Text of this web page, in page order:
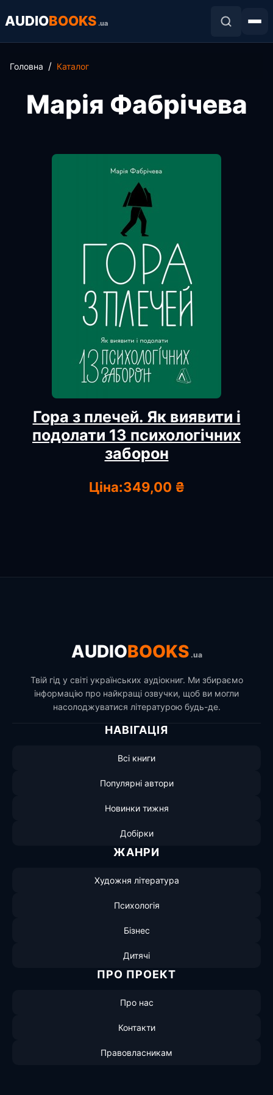
AUDIOBOOKS .ua
Головна Каталог
Марія Фабрічева
Гора з плечей. Як виявити і
подолати 13 психологічних
заборон
Ціна:349,00 ₴
AUDIOBOOKS .ua
Твій гід у світі українських аудіокниг. Ми збираємо
інформацію про найкращі озвучки, щоб ви могли
насолоджуватися літературою будь-де.
НАВІГАЦІЯ
Всі книги
Популярні автори
Новинки тижня
Добірки
ЖАНРИ
Художня література
Психологія
Бізнес
Дитячі
ПРО ПРОЕКТ
Про нас
Контакти
Правовласникам